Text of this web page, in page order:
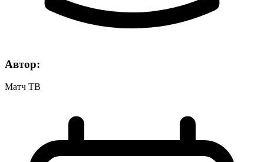
Автор:
Матч ТВ